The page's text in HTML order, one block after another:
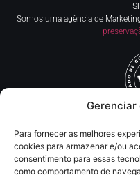
Para fornecer as melhores
cookies para armazenar e/ou
consentimento para essas
como comportamento de
–
Somos uma agência de